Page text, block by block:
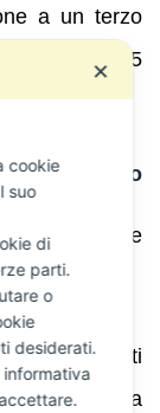
a un terzo
paragrafo 5
per gestire
gli importi
rilevata sia
✕
cookie
suo
di
parti.
o
desiderati.